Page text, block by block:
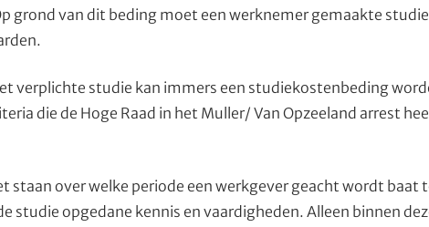
grond van dit beding moet een werknemer gemaakte
verplichte studie kan immers een studiekostenbeding
die de Hoge Raad in het Muller/ Van Opzeeland arrest
staan over welke periode een werkgever geacht wordt baat
studie opgedane kennis en vaardigheden. Alleen binnen